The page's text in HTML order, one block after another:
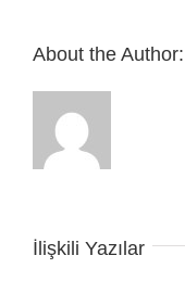
About the Author:
İlişkili Yazılar